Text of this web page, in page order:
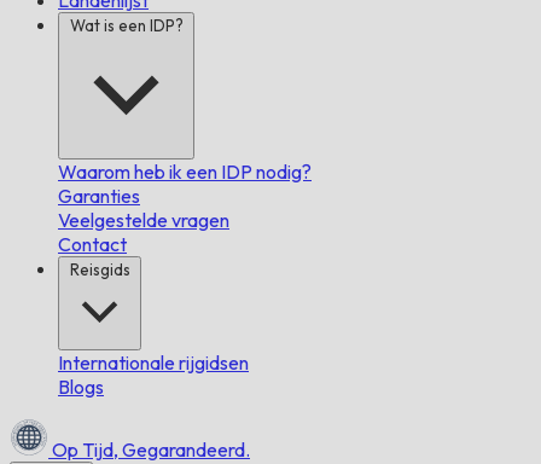
Wat is een IDP?
Waarom heb ik een IDP nodig?
Garanties
Veelgestelde vragen
Contact
Reisgids
Internationale rijgidsen
Blogs
Op Tijd, Gegarandeerd.